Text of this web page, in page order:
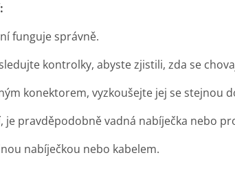
funguje správně.
kontrolky, abyste zjistili, zda se
konektorem, vyzkoušejte jej se stejnou
je pravděpodobně vadná nabíječka nebo
nabíječkou nebo kabelem.